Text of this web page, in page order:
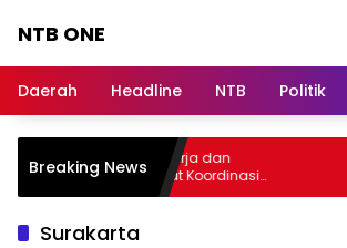
NTB ONE
dan
Lombok
Daerah Headline NTB Politik
Breaking News
Audiensi, Jasa Raharja dan
PANRB Perkuat Koordinasi
Kepatuhan PKB dan SWDKLLJ
Surakarta